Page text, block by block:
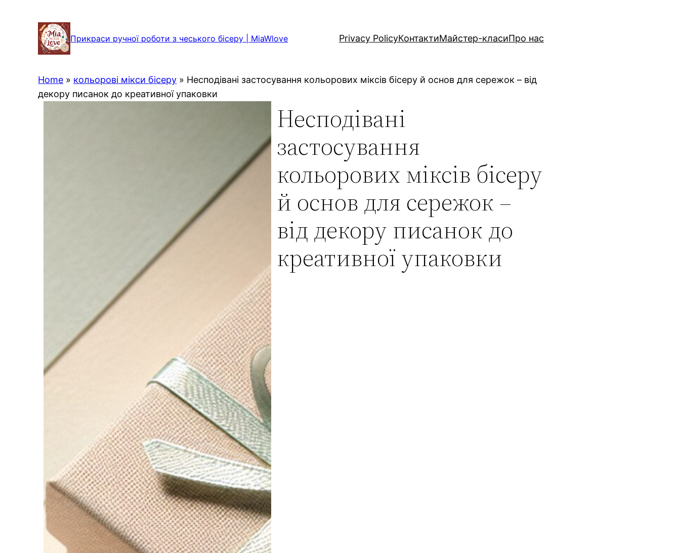
Прикраси ручної роботи з чеського бісеру | MiaWlove Privacy PolicyКонтактиМайстер-класиПро нас
Home » кольорові мікси бісеру » Несподівані застосування кольорових міксів бісеру й основ для сережок – від
декору писанок до креативної упаковки
Несподівані
застосування
кольорових міксів бісеру
й основ для сережок –
від декору писанок до
креативної упаковки